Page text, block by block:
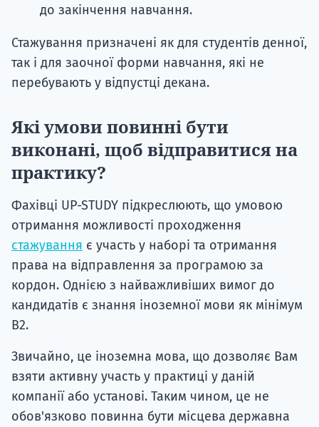
до закінчення навчання.
Стажування призначені як для студентів денної,
так і для заочної форми навчання, які не
перебувають у відпустці декана.
Які умови повинні бути
виконані, щоб відправитися на
практику?
Фахівці UP-STUDY підкреслюють, що умовою
отримання можливості проходження
стажування є участь у наборі та отримання
права на відправлення за програмою за
кордон. Однією з найважливіших вимог до
кандидатів є знання іноземної мови як мінімум
B2.
Звичайно, це іноземна мова, що дозволяє Вам
взяти активну участь у практиці у даній
компанії або установі. Таким чином, це не
обов'язково повинна бути місцева державна